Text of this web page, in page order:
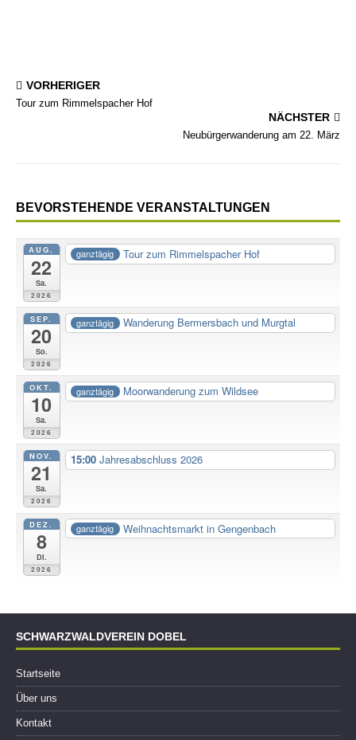
VORHERIGER
Tour zum Rimmelspacher Hof
NÄCHSTER
Neubürgerwanderung am 22. März
BEVORSTEHENDE VERANSTALTUNGEN
AUG.
22
Sa.
2026
ganztägig Tour zum Rimmelspacher Hof
SEP.
20
So.
2026
ganztägig Wanderung Bermersbach und Murgtal
OKT.
10
Sa.
2026
ganztägig Moorwanderung zum Wildsee
NOV.
21
Sa.
2026
15:00 Jahresabschluss 2026
DEZ.
8
Di.
2026
ganztägig Weihnachtsmarkt in Gengenbach
SCHWARZWALDVEREIN DOBEL
Startseite
Über uns
Kontakt